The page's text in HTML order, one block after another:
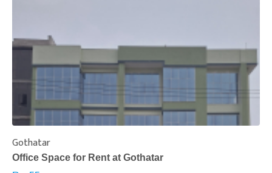
Gothatar
Office Space for Rent at Gothatar